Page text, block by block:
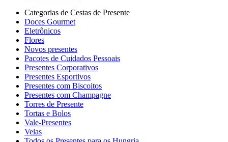
Categorias de Cestas de Presente
Doces Gourmet
Eletrônicos
Flores
Novos presentes
Pacotes de Cuidados Pessoais
Presentes Corporativos
Presentes Esportivos
Presentes com Biscoitos
Presentes com Champagne
Torres de Presente
Tortas e Bolos
Vale-Presentes
Velas